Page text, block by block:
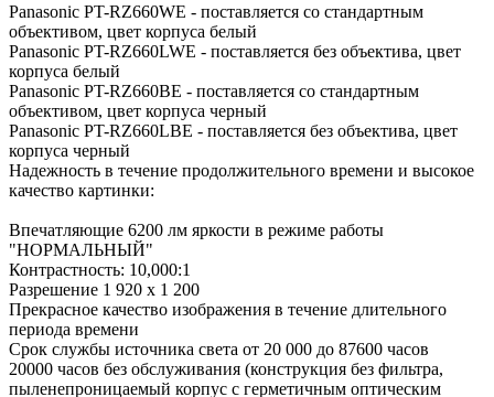
Panasonic PT-RZ660WE - поставляется со стандартным
объективом, цвет корпуса белый
Panasonic PT-RZ660LWE - поставляется без объектива, цвет
корпуса белый
Panasonic PT-RZ660BE - поставляется со стандартным
объективом, цвет корпуса черный
Panasonic PT-RZ660LBE - поставляется без объектива, цвет
корпуса черный
Надежность в течение продолжительного времени и высокое
качество картинки:
Впечатляющие 6200 лм яркости в режиме работы
"НОРМАЛЬНЫЙ"
Контрастность: 10,000:1
Разрешение 1 920 х 1 200
Прекрасное качество изображения в течение длительного
периода времени
Срок службы источника света от 20 000 до 87600 часов
20000 часов без обслуживания (конструкция без фильтра,
пыленепроницаемый корпус с герметичным оптическим